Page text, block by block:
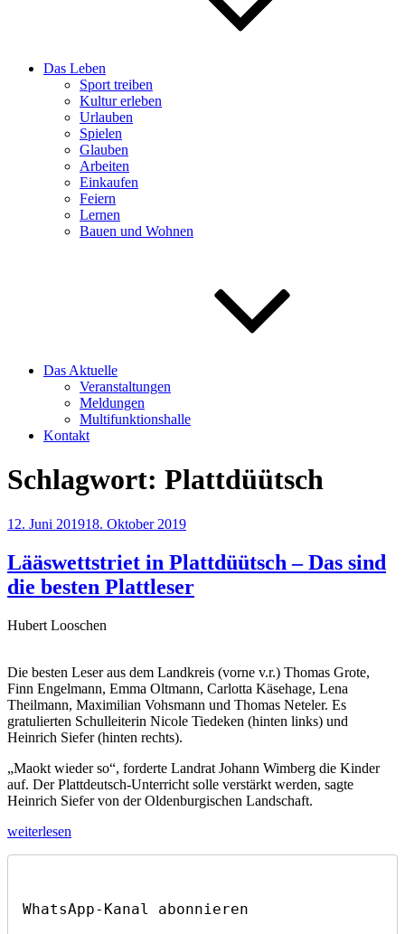
Das Leben
Sport treiben
Kultur erleben
Urlauben
Spielen
Glauben
Arbeiten
Einkaufen
Feiern
Lernen
Bauen und Wohnen
Das Aktuelle
Veranstaltungen
Meldungen
Multifunktionshalle
Kontakt
Schlagwort: Plattdüütsch
Veröffentlicht
12. Juni 201918. Oktober 2019
Lääswettstriet in Plattdüütsch – Das sind
die besten Plattleser
Hubert Looschen
Die besten Leser aus dem Landkreis (vorne v.r.) Thomas Grote,
Finn Engelmann, Emma Oltmann, Carlotta Käsehage, Lena
Theilmann, Maximilian Vohsmann und Thomas Neteler. Es
gratulierten Schulleiterin Nicole Tiedeken (hinten links) und
Heinrich Siefer (hinten rechts).
„Maokt wieder so“, forderte Landrat Johann Wimberg die Kinder
auf. Der Plattdeutsch-Unterricht solle verstärkt werden, sagte
Heinrich Siefer von der Oldenburgischen Landschaft.
„Lääswettstriet
sind
weiterlesen